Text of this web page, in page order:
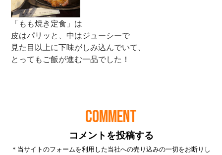
COMMENT
コメントを投稿する
＊当サイトのフォームを利用した当社への売り込みの一切をお断りし